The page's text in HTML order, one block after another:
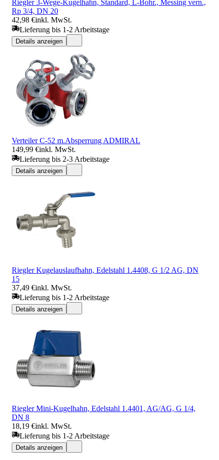
Riegler 3-Wege-Kugelhahn, Standard, L-Bohr., Messing vern.,
Rp 3/4, DN 20
42,98 €inkl. MwSt.
Lieferung bis 1-2 Arbeitstage
Details anzeigen
Verteiler C-52 m.Absperrung ADMIRAL
149,99 €inkl. MwSt.
Lieferung bis 2-3 Arbeitstage
Details anzeigen
Riegler Kugelauslaufhahn, Edelstahl 1.4408, G 1/2 AG, DN
15
37,49 €inkl. MwSt.
Lieferung bis 1-2 Arbeitstage
Details anzeigen
Riegler Mini-Kugelhahn, Edelstahl 1.4401, AG/AG, G 1/4,
DN 8
18,19 €inkl. MwSt.
Lieferung bis 1-2 Arbeitstage
Details anzeigen